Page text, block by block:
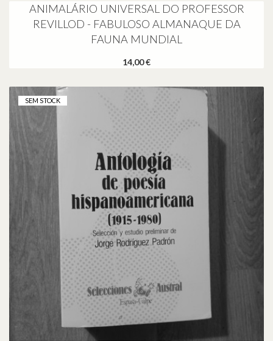
ANIMALÁRIO UNIVERSAL DO PROFESSOR
REVILLOD - FABULOSO ALMANAQUE DA
FAUNA MUNDIAL
14,00 €
SEM STOCK